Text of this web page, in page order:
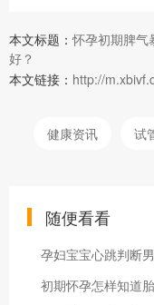
本文标题：怀孕初期脾气
好？
本文链接： http://
健康资讯 试
随便看看
孕妇宝宝心跳判断
初期怀孕怎样知道